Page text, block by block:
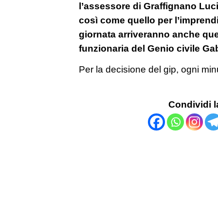
l’assessore di Graffignano
così come quello per
giornata arriveranno anche
funzionaria del Genio civile
Per la decisione del gip, ogni
Condividi